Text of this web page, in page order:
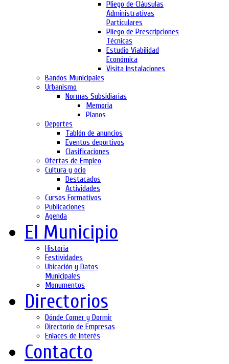
Pliego de Cláusulas
Administrativas
Particulares
Pliego de Prescripciones
Técnicas
Estudio Viabilidad
Económica
Visita Instalaciones
Bandos Municipales
Urbanismo
Normas Subsidiarias
Memoria
Planos
Deportes
Tablón de anuncios
Eventos deportivos
Clasificaciones
Ofertas de Empleo
Cultura y ocio
Destacados
Actividades
Cursos Formativos
Publicaciones
Agenda
El Municipio
Historia
Festividades
Ubicación y Datos
Municipales
Monumentos
Directorios
Dónde Comer y Dormir
Directorio de Empresas
Enlaces de Interés
Contacto